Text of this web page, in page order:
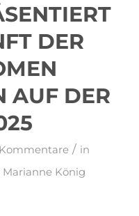
DER
AUF DER
/ in
Marianne König